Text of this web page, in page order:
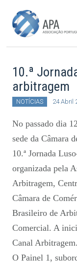
10.ª
arbitragem
NOTÍCIAS 24 Abril
No passado dia
sede da Câmara
10.ª Jornada
organizada pela
Arbitragem,
Câmara de
Brasileiro de
Comercial. A
Canal Arbitragem.
O Painel 1,